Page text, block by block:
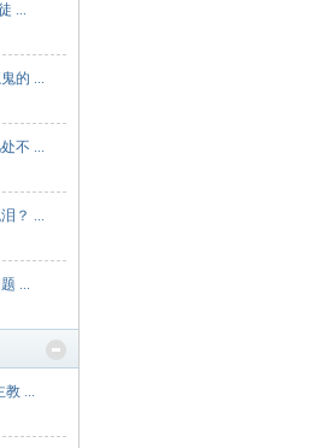
...
的 ...
不 ...
？ ...
...
教 ...